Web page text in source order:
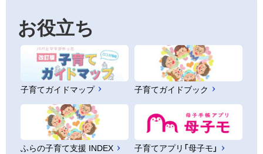
お役立ち
子育てガイドマップ 子育てガイドブック
ふらの子育て支援 INDEX 子育てアプリ「母子モ」